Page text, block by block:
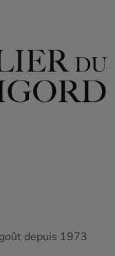
depuis 1973